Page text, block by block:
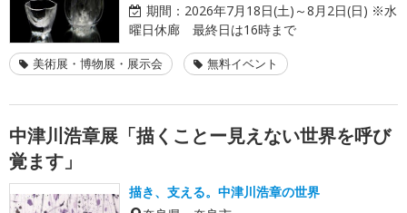
期間： 2026年7月18日(土)～8月2日(日) ※水
曜日休廊 最終日は16時まで
美術展・博物展・展示会 無料イベント
中津川浩章展「描くことー見えない世界を呼び
覚ます」
描き、支える。中津川浩章の世界